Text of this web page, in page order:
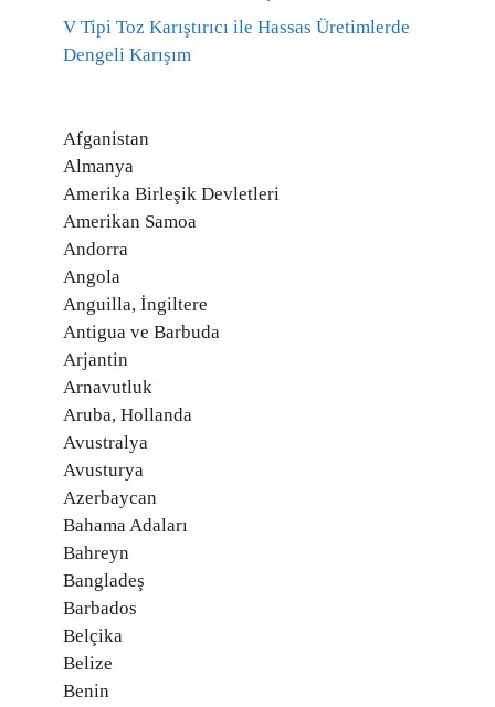
V Tipi Toz Karıştırıcı ile Hassas Üretimlerde
Dengeli Karışım
Afganistan
Almanya
Amerika Birleşik Devletleri
Amerikan Samoa
Andorra
Angola
Anguilla, İngiltere
Antigua ve Barbuda
Arjantin
Arnavutluk
Aruba, Hollanda
Avustralya
Avusturya
Azerbaycan
Bahama Adaları
Bahreyn
Bangladeş
Barbados
Belçika
Belize
Benin